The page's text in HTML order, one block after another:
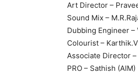
Art Director –
Sound Mix –
Dubbing Engineer –
Colourist – Karthik.V
Associate Director –
PRO – Sathish (AIM)